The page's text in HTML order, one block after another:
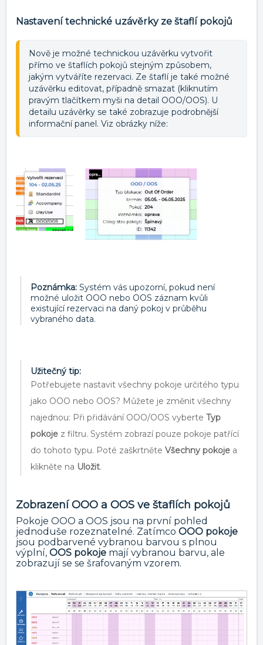
Nastavení technické uzávěrky ze štaflí pokojů
Nově je možné technickou uzávěrku vytvořit
přímo ve štaflích pokojů stejným způsobem,
jakým vytváříte rezervaci. Ze štaflí je také možné
uzávěrku editovat, případně smazat (kliknutím
pravým tlačítkem myši na detail OOO/OOS). U
detailu uzávěrky se také zobrazuje podrobnější
informační panel. Viz obrázky níže:
Poznámka: Systém vás upozorní, pokud není
možné uložit OOO nebo OOS záznam kvůli
existující rezervaci na daný pokoj v průběhu
vybraného data.
Užitečný tip:
Potřebujete nastavit všechny pokoje určitého typu
jako OOO nebo OOS? Můžete je změnit všechny
najednou: Při přidávání OOO/OOS vyberte Typ
pokoje z filtru. Systém zobrazí pouze pokoje patřící
do tohoto typu. Poté zaškrtněte Všechny pokoje a
klikněte na Uložit.
Zobrazení OOO a OOS ve štaflích pokojů
Pokoje OOO a OOS jsou na první pohled
jednoduše rozeznatelné. Zatímco OOO pokoje
jsou podbarvené vybranou barvou s plnou
výplní, OOS pokoje mají vybranou barvu, ale
zobrazují se se šrafovaným vzorem.